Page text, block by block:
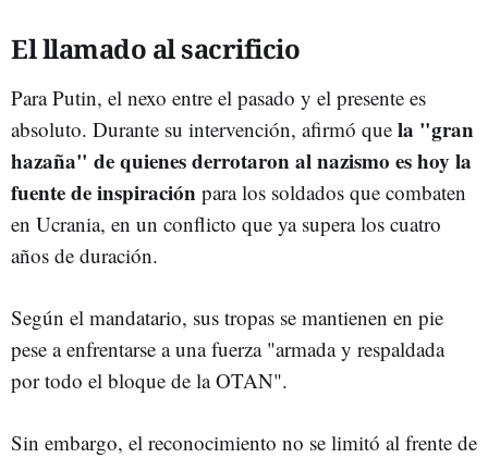
El llamado al sacrificio
Para Putin, el nexo entre el pasado y el presente es
absoluto. Durante su intervención, afirmó que la "gran
hazaña" de quienes derrotaron al nazismo es hoy la
fuente de inspiración para los soldados que combaten
en Ucrania, en un conflicto que ya supera los cuatro
años de duración.
Según el mandatario, sus tropas se mantienen en pie
pese a enfrentarse a una fuerza "armada y respaldada
por todo el bloque de la OTAN".
Sin embargo, el reconocimiento no se limitó al frente de